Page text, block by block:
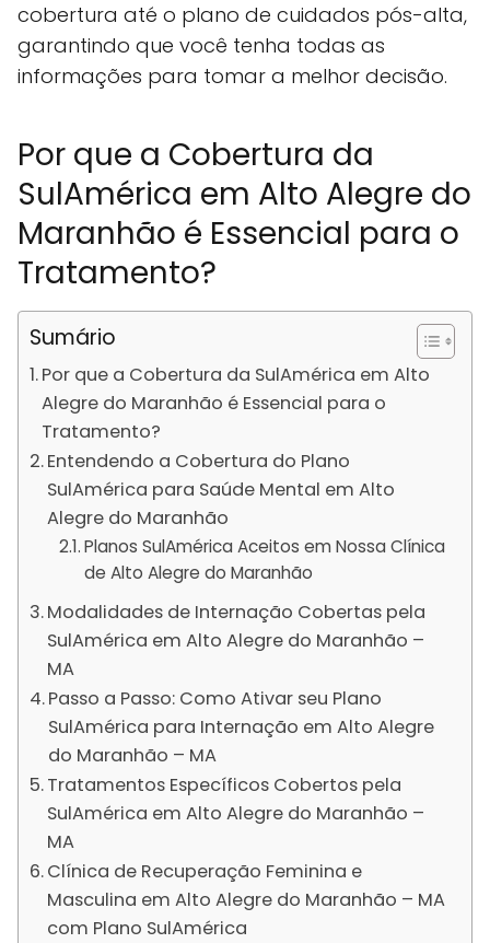
cobertura até o plano de cuidados pós-alta,
garantindo que você tenha todas as
informações para tomar a melhor decisão.
Por que a Cobertura da
SulAmérica em Alto Alegre do
Maranhão é Essencial para o
Tratamento?
Sumário
Por que a Cobertura da SulAmérica em Alto
Alegre do Maranhão é Essencial para o
Tratamento?
Entendendo a Cobertura do Plano
SulAmérica para Saúde Mental em Alto
Alegre do Maranhão
Planos SulAmérica Aceitos em Nossa Clínica
de Alto Alegre do Maranhão
Modalidades de Internação Cobertas pela
SulAmérica em Alto Alegre do Maranhão –
MA
Passo a Passo: Como Ativar seu Plano
SulAmérica para Internação em Alto Alegre
do Maranhão – MA
Tratamentos Específicos Cobertos pela
SulAmérica em Alto Alegre do Maranhão –
MA
Clínica de Recuperação Feminina e
Masculina em Alto Alegre do Maranhão – MA
com Plano SulAmérica